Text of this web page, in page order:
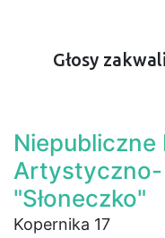
Głosy
Niepubliczne
Artystyczno-
"Słoneczko"
Kopernika 17